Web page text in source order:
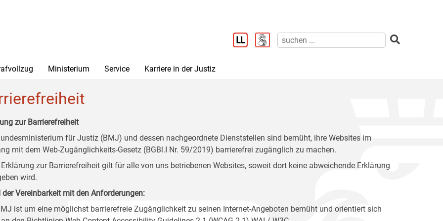
Ministerium Service Karriere in der Justiz
zur Barrierefreiheit
für Justiz (BMJ) und dessen nachgeordnete Dienststellen sind bemüht, ihre Websites im
mit dem Web-Zugänglichkeits-Gesetz (BGBl.I Nr. 59/2019) barrierefrei zugänglich zu machen.
Erklärung zur Barrierefreiheit gilt für alle von uns betriebenen Websites, soweit dort keine abweichende Erklärung
wird.
der Vereinbarkeit mit den Anforderungen:
ist um eine möglichst barrierefreie Zugänglichkeit zu seinen Internet-Angeboten bemüht und orientiert sich